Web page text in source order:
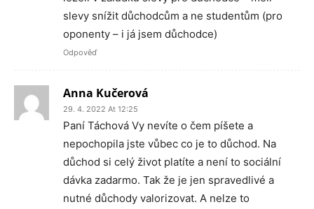
slevy snížit důchodcům a ne studentům (pro
oponenty – i já jsem důchodce)
Odpověď
Anna Kučerová
29. 4. 2022 At 12:25
Paní Táchová Vy nevíte o čem píšete a
nepochopila jste vůbec co je to důchod. Na
důchod si celý život platíte a není to sociální
dávka zadarmo. Tak že je jen spravedlivé a
nutné důchody valorizovat. A nelze to